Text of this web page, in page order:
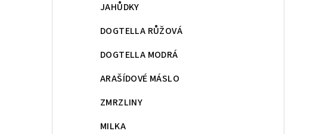
JAHŮDKY
DOGTELLA RŮŽOVÁ
DOGTELLA MODRÁ
ARAŠÍDOVÉ MÁSLO
ZMRZLINY
MILKA